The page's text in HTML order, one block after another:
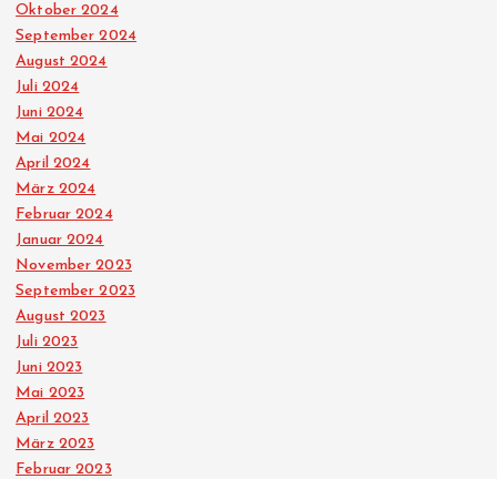
Oktober 2024
September 2024
August 2024
Juli 2024
Juni 2024
Mai 2024
April 2024
März 2024
Februar 2024
Januar 2024
November 2023
September 2023
August 2023
Juli 2023
Juni 2023
Mai 2023
April 2023
März 2023
Februar 2023